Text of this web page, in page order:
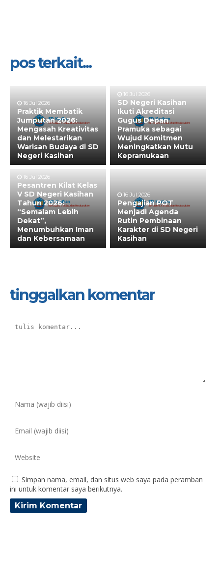
pos terkait...
16 Jul 2026
Praktik Membatik
Jumputan 2026:
Mengasah Kreativitas
dan Melestarikan
Warisan Budaya di SD
Negeri Kasihan
16 Jul 2026
SD Negeri Kasihan
Ikuti Akreditasi
Gugus Depan
Pramuka sebagai
Wujud Komitmen
Meningkatkan Mutu
Kepramukaan
16 Jul 2026
Pesantren Kilat Kelas
V SD Negeri Kasihan
Tahun 2026:
“Semalam Lebih
Dekat”,
Menumbuhkan Iman
dan Kebersamaan
16 Jul 2026
Pengajian POT
Menjadi Agenda
Rutin Pembinaan
Karakter di SD Negeri
Kasihan
tinggalkan komentar
Simpan nama, email, dan situs web saya pada peramban
ini untuk komentar saya berikutnya.